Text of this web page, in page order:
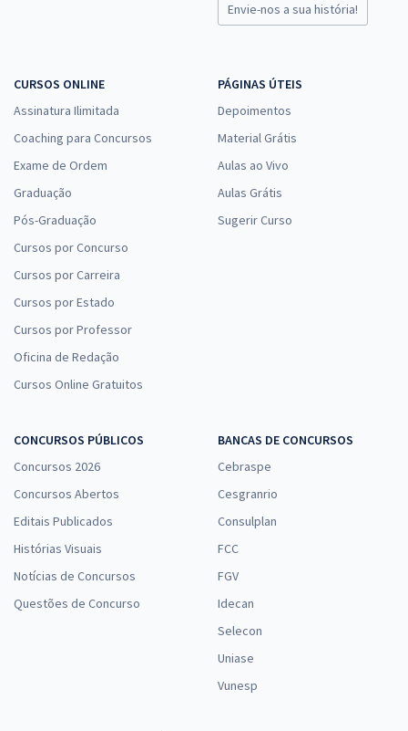
Envie-nos a sua história!
CURSOS ONLINE
Assinatura Ilimitada
Coaching para Concursos
Exame de Ordem
Graduação
Pós-Graduação
Cursos por Concurso
Cursos por Carreira
Cursos por Estado
Cursos por Professor
Oficina de Redação
Cursos Online Gratuitos
PÁGINAS ÚTEIS
Depoimentos
Material Grátis
Aulas ao Vivo
Aulas Grátis
Sugerir Curso
CONCURSOS PÚBLICOS
Concursos 2026
Concursos Abertos
Editais Publicados
Histórias Visuais
Notícias de Concursos
Questões de Concurso
BANCAS DE CONCURSOS
Cebraspe
Cesgranrio
Consulplan
FCC
FGV
Idecan
Selecon
Uniase
Vunesp